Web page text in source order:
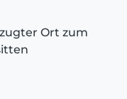
Ort zum